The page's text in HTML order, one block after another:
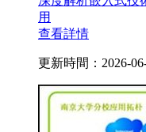
用
查看詳情
更新時間：2026-